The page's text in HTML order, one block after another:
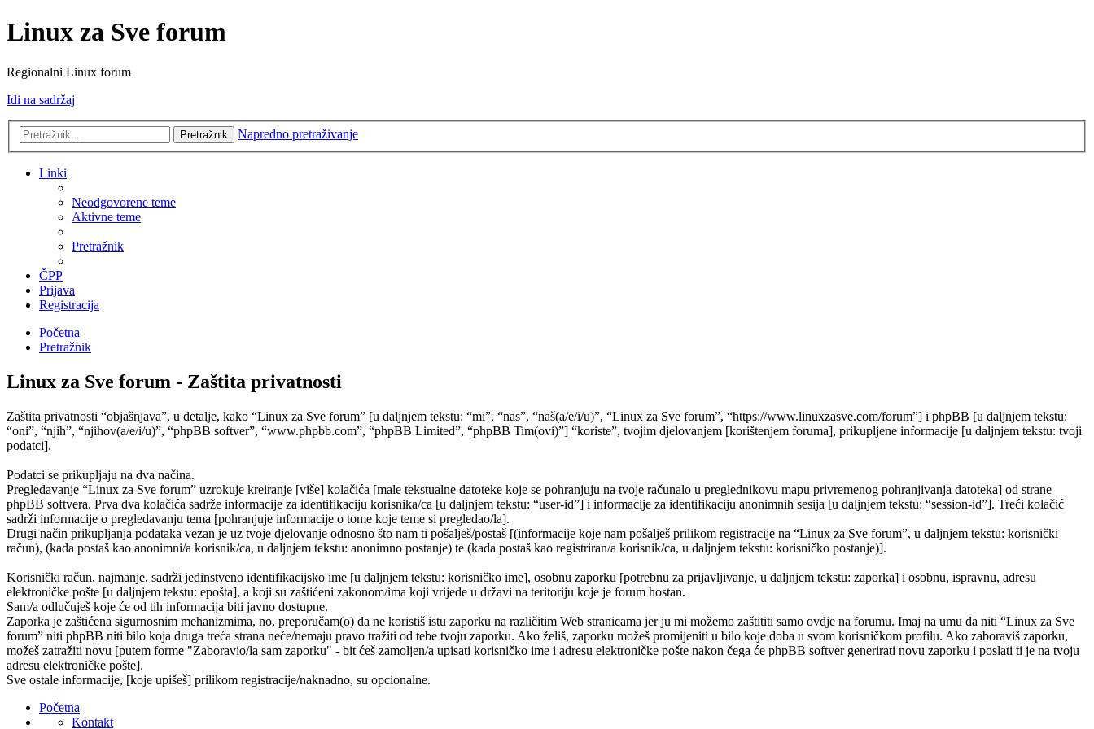
Linux za Sve forum
Regionalni Linux forum
Idi na sadržaj
Pretražnik Napredno pretraživanje
Linki
Neodgovorene teme
Aktivne teme
Pretražnik
ČPP
Prijava
Registracija
Početna
Pretražnik
Linux za Sve forum - Zaštita privatnosti
Zaštita privatnosti “objašnjava”, u detalje, kako “Linux za Sve forum” [u daljnjem tekstu: “mi”, “nas”, “naš(a/e/i/u)”, “Linux za Sve forum”, “https://www.linuxzasve.com/forum”] i phpBB [u daljnjem tekstu:
“oni”, “njih”, “njihov(a/e/i/u)”, “phpBB softver”, “www.phpbb.com”, “phpBB Limited”, “phpBB Tim(ovi)”] “koriste”, tvojim djelovanjem [korištenjem foruma], prikupljene informacije [u daljnjem tekstu: tvoji
podatci].
Podatci se prikupljaju na dva načina.
Pregledavanje “Linux za Sve forum” uzrokuje kreiranje [više] kolačića [male tekstualne datoteke koje se pohranjuju na tvoje računalo u preglednikovu mapu privremenog pohranjivanja datoteka] od strane
phpBB softvera. Prva dva kolačića sadrže informacije za identifikaciju korisnika/ca [u daljnjem tekstu: “user-id”] i informacije za identifikaciju anonimnih sesija [u daljnjem tekstu: “session-id”]. Treći kolačić
sadrži informacije o pregledavanju tema [pohranjuje informacije o tome koje teme si pregledao/la].
Drugi način prikupljanja podataka vezan je uz tvoje djelovanje odnosno što nam ti pošalješ/postaš [(informacije koje nam pošalješ prilikom registracije na “Linux za Sve forum”, u daljnjem tekstu: korisnički
račun), (kada postaš kao anonimni/a korisnik/ca, u daljnjem tekstu: anonimno postanje) te (kada postaš kao registriran/a korisnik/ca, u daljnjem tekstu: korisničko postanje)].
Korisnički račun, najmanje, sadrži jedinstveno identifikacijsko ime [u daljnjem tekstu: korisničko ime], osobnu zaporku [potrebnu za prijavljivanje, u daljnjem tekstu: zaporka] i osobnu, ispravnu, adresu
elektroničke pošte [u daljnjem tekstu: epošta], a koji su zaštićeni zakonom/ima koji vrijede u državi na teritoriju koje je forum hostan.
Sam/a odlučuješ koje će od tih informacija biti javno dostupne.
Zaporka je zaštićena sigurnosnim mehanizmima, no, preporučam(o) da ne koristiš istu zaporku na različitim Web stranicama jer ju mi možemo zaštititi samo ovdje na forumu. Imaj na umu da niti “Linux za Sve
forum” niti phpBB niti bilo koja druga treća strana neće/nemaju pravo tražiti od tebe tvoju zaporku. Ako želiš, zaporku možeš promijeniti u bilo koje doba u svom korisničkom profilu. Ako zaboraviš zaporku,
možeš zatražiti novu [putem forme "Zaboravio/la sam zaporku" - bit ćeš zamoljen/a upisati korisničko ime i adresu elektroničke pošte nakon čega će phpBB softver generirati novu zaporku i poslati ti je na tvoju
adresu elektroničke pošte].
Sve ostale informacije, [koje upišeš] prilikom registracije/naknadno, su opcionalne.
Početna
Kontakt